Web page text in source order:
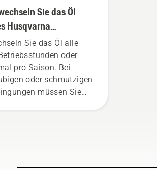
Sie das Öl
Husqvarna
Sie das Öl alle
oder
pro Saison. Bei
oder schmutzigen
müssen Sie